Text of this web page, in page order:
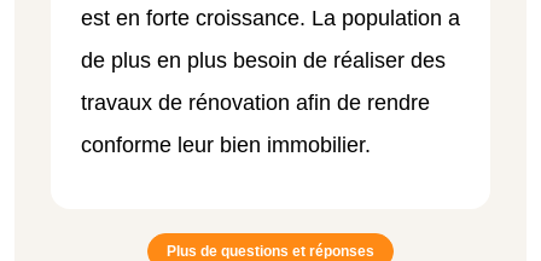
est en forte croissance. La population a
de plus en plus besoin de réaliser des
travaux de rénovation afin de rendre
conforme leur bien immobilier.
Plus de questions et réponses